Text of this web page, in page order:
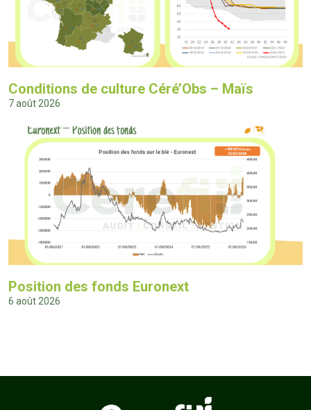
Conditions de culture Céré’Obs – Maïs
7 août 2026
Position des fonds Euronext
6 août 2026